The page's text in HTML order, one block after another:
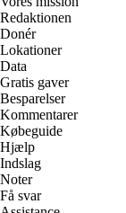
Redaktionen
Donér
Lokationer
Data
Gratis gaver
Besparelser
Kommentarer
Købeguide
Hjælp
Indslag
Noter
Få svar